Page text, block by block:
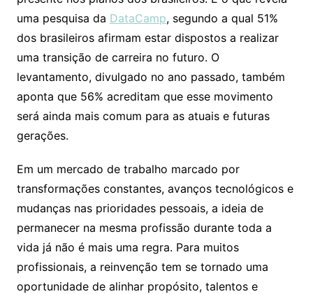
uma pesquisa da DataCamp, segundo a qual 51%
dos brasileiros afirmam estar dispostos a realizar
uma transição de carreira no futuro. O
levantamento, divulgado no ano passado, também
aponta que 56% acreditam que esse movimento
será ainda mais comum para as atuais e futuras
gerações.
Em um mercado de trabalho marcado por
transformações constantes, avanços tecnológicos e
mudanças nas prioridades pessoais, a ideia de
permanecer na mesma profissão durante toda a
vida já não é mais uma regra. Para muitos
profissionais, a reinvenção tem se tornado uma
oportunidade de alinhar propósito, talentos e